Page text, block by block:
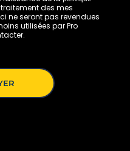
des mes
ne seront pas revendues
utilisées par Pro